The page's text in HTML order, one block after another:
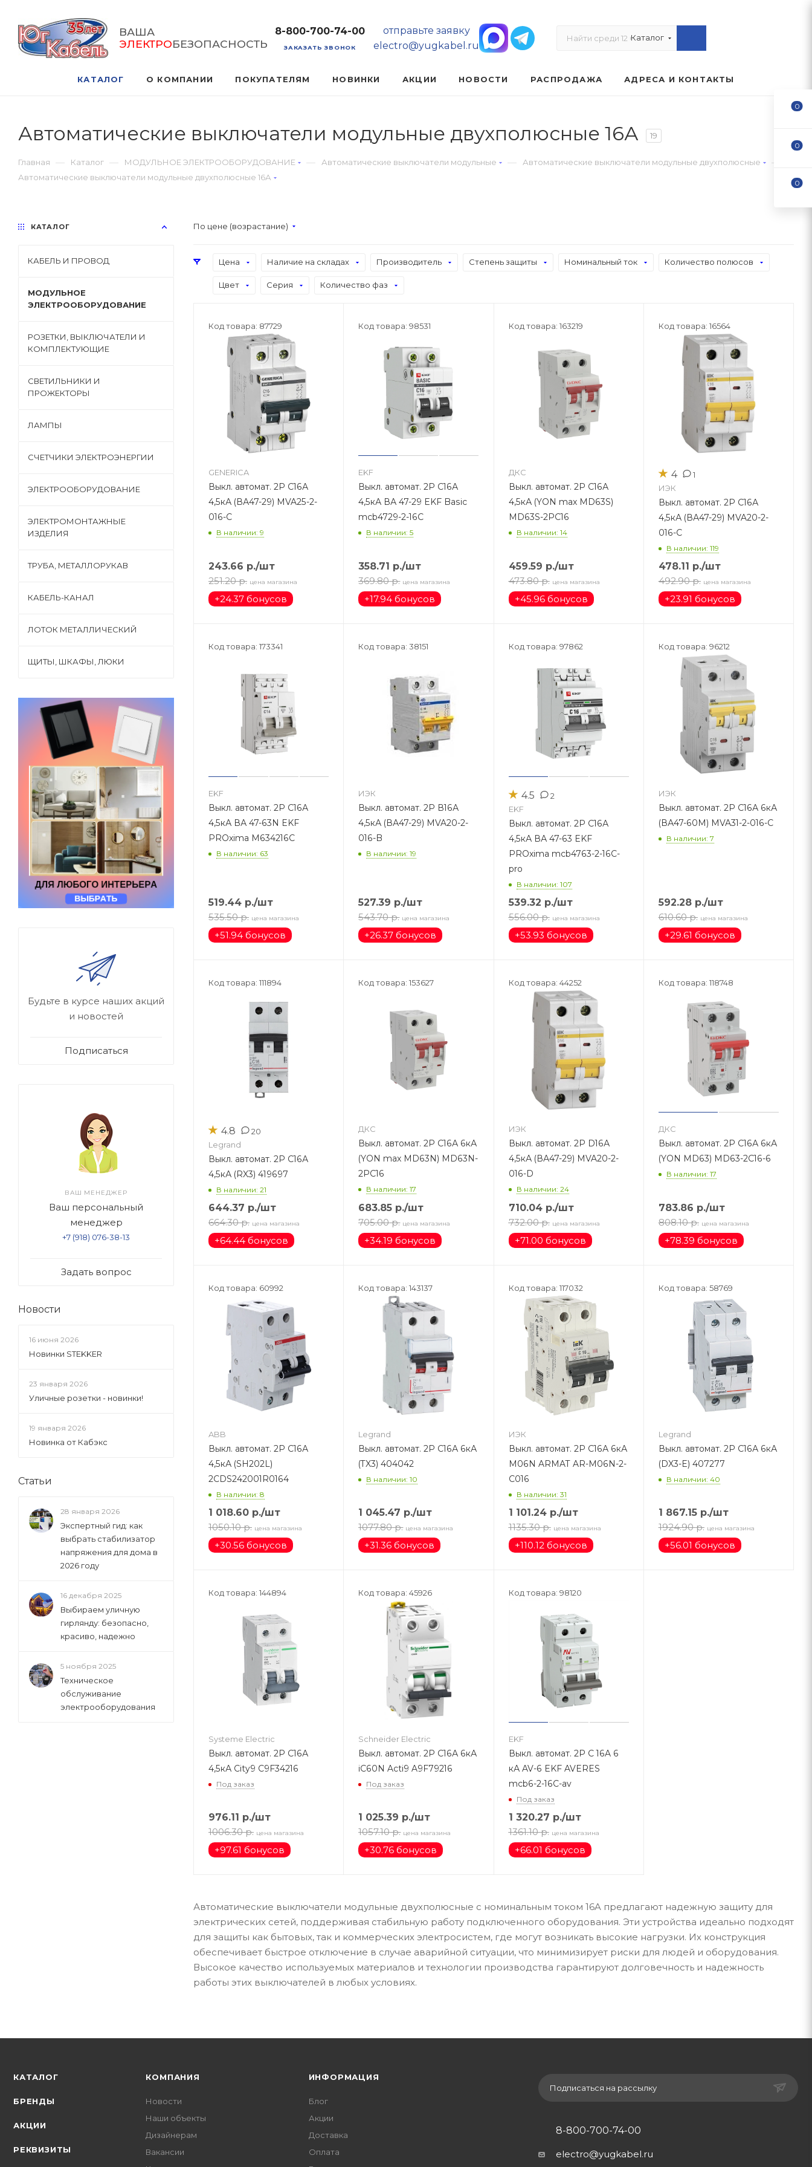
ВАША
ЭЛЕКТРОБЕЗОПАСНОСТЬ
8-800-700-74-00
ЗАКАЗАТЬ ЗВОНОК
отправьте заявку
electro@yugkabel.ru
Каталог
КАТАЛОГ О КОМПАНИИ ПОКУПАТЕЛЯМ НОВИНКИ АКЦИИ НОВОСТИ РАСПРОДАЖА АДРЕСА И КОНТАКТЫ
Автоматические выключатели модульные двухполюсные 16А 19
Главная — Каталог — МОДУЛЬНОЕ ЭЛЕКТРООБОРУДОВАНИЕ — Автоматические выключатели модульные — Автоматические выключатели модульные двухполюсные —
Автоматические выключатели модульные двухполюсные 16А
По цене (возрастание)
Цена Наличие на складах Производитель Степень защиты Номинальный ток Количество полюсов
Цвет Серия Количество фаз
Код товара: 87729
GENERICA
Выкл. автомат. 2Р С16А
4,5кА (ВА47-29) MVA25-2-
016-C
В наличии: 9
243.66 р./шт
251.20 р. цена магазина
+24.37 бонусов
Код товара: 98531
EKF
Выкл. автомат. 2Р С16А
4,5кА ВА 47-29 EKF Basic
mcb4729-2-16C
В наличии: 5
358.71 р./шт
369.80 р. цена магазина
+17.94 бонусов
Код товара: 163219
ДКС
Выкл. автомат. 2Р С16А
4,5кА (YON max MD63S)
MD63S-2PC16
В наличии: 14
459.59 р./шт
473.80 р. цена магазина
+45.96 бонусов
Код товара: 16564
★ 4 1
ИЭК
Выкл. автомат. 2Р С16А
4,5кА (ВА47-29) MVA20-2-
016-C
В наличии: 119
478.11 р./шт
492.90 р. цена магазина
+23.91 бонусов
Код товара: 173341
EKF
Выкл. автомат. 2Р С16А
4,5кА ВА 47-63N EKF
PROxima M634216C
В наличии: 63
519.44 р./шт
535.50 р. цена магазина
+51.94 бонусов
Код товара: 38151
ИЭК
Выкл. автомат. 2Р В16А
4,5кА (ВА47-29) MVA20-2-
016-B
В наличии: 19
527.39 р./шт
543.70 р. цена магазина
+26.37 бонусов
Код товара: 97862
★ 4.5 2
EKF
Выкл. автомат. 2Р С16А
4,5кА ВА 47-63 EKF
PROxima mcb4763-2-16C-
pro
В наличии: 107
539.32 р./шт
556.00 р. цена магазина
+53.93 бонусов
Код товара: 96212
ИЭК
Выкл. автомат. 2Р С16А 6кА
(ВА47-60M) MVA31-2-016-C
В наличии: 7
592.28р./шт
610.60 р. цена магазина
+29.61 бонусов
Код товара: 111894
★ 4.8 20
Legrand
Выкл. автомат. 2Р С16А
4,5кА (RX3) 419697
В наличии: 21
644.37 р./шт
664.30 р. цена магазина
+64.44 бонусов
Код товара: 153627
ДКС
Выкл. автомат. 2Р С16А 6кА
(YON max MD63N) MD63N-
2PC16
В наличии: 17
683.85 р./шт
705.00 р. цена магазина
+34.19 бонусов
Код товара: 44252
ИЭК
Выкл. автомат. 2Р D16А
4,5кА (ВА47-29) MVA20-2-
016-D
В наличии: 24
710.04р./шт
732.00 р. цена магазина
+71.00 бонусов
Код товара: 118748
ДКС
Выкл. автомат. 2Р С16А 6кА
(YON MD63) MD63-2C16-6
В наличии: 17
783.86 р./шт
808.10 р. цена магазина
+78.39 бонусов
Код товара: 60992
ABB
Выкл. автомат. 2Р С16А
4,5кА (SH202L)
2CDS242001R0164
В наличии: 8
1 018.60 р./шт
1050.10 р. цена магазина
+30.56 бонусов
Код товара: 143137
Legrand
Выкл. автомат. 2Р С16А 6кА
(TX3) 404042
В наличии: 10
1 045.47 р./шт
1077.80 р. цена магазина
+31.36 бонусов
Код товара: 117032
ИЭК
Выкл. автомат. 2Р С16А 6кА
M06N ARMAT AR-M06N-2-
C016
В наличии: 31
1 101.24р./шт
1135.30 р. цена магазина
+110.12 бонусов
Код товара: 58769
Legrand
Выкл. автомат. 2Р С16А 6кА
(DX3-E) 407277
В наличии: 40
1 867.15р./шт
1924.90 р. цена магазина
+56.01 бонусов
Код товара: 144894
Systeme Electric
Выкл. автомат. 2Р С16А
4,5кА Сity9 C9F34216
Под заказ
976.11 р./шт
1006.30 р. цена магазина
+97.61 бонусов
Код товара: 45926
Schneider Electric
Выкл. автомат. 2Р С16А 6кА
iC60N Acti9 A9F79216
Под заказ
1 025.39 р./шт
1057.10 р. цена магазина
+30.76 бонусов
Код товара: 98120
EKF
Выкл. автомат. 2Р С 16A 6
кА AV-6 EKF AVERES
mcb6-2-16C-av
Под заказ
1 320.27 р./шт
1361.10 р. цена магазина
+66.01 бонусов
Автоматические выключатели модульные двухполюсные с номинальным током 16A предлагают надежную защиту для
электрических сетей, поддерживая стабильную работу подключенного оборудования. Эти устройства идеально подходят
для защиты как бытовых, так и коммерческих электросистем, где могут возникать высокие нагрузки. Их конструкция
обеспечивает быстрое отключение в случае аварийной ситуации, что минимизирует риски для людей и оборудования.
Высокое качество используемых материалов и технологии производства гарантируют долговечность и надежность
работы этих выключателей в любых условиях.
КАТАЛОГ
КАБЕЛЬ И ПРОВОД
МОДУЛЬНОЕ
ЭЛЕКТРООБОРУДОВАНИЕ
РОЗЕТКИ, ВЫКЛЮЧАТЕЛИ И
КОМПЛЕКТУЮЩИЕ
СВЕТИЛЬНИКИ И
ПРОЖЕКТОРЫ
ЛАМПЫ
СЧЕТЧИКИ ЭЛЕКТРОЭНЕРГИИ
ЭЛЕКТРООБОРУДОВАНИЕ
ЭЛЕКТРОМОНТАЖНЫЕ
ИЗДЕЛИЯ
ТРУБА, МЕТАЛЛОРУКАВ
КАБЕЛЬ-КАНАЛ
ЛОТОК МЕТАЛЛИЧЕСКИЙ
ЩИТЫ, ШКАФЫ, ЛЮКИ
Будьте в курсе наших акций
и новостей
Подписаться
ВАШ МЕНЕДЖЕР
Ваш персональный
менеджер
+7 (918) 076-38-13
Задать вопрос
Новости
16 июня 2026
Новинки STEKKER
23 января 2026
Уличные розетки - новинки!
19 января 2026
Новинка от Кабэкс
Статьи
28 января 2026
Экспертный гид: как
выбрать стабилизатор
напряжения для дома в
2026 году
16 декабря 2025
Выбираем уличную
гирлянду: безопасно,
красиво, надежно
5 ноября 2025
Техническое
обслуживание
электрооборудования
КАТАЛОГ
БРЕНДЫ
АКЦИИ
РЕКВИЗИТЫ
КОМПАНИЯ
Новости
Наши объекты
Дизайнерам
Вакансии
ИНФОРМАЦИЯ
Блог
Акции
Доставка
Оплата
Подписаться на рассылку
8-800-700-74-00
electro@yugkabel.ru
0
0
0